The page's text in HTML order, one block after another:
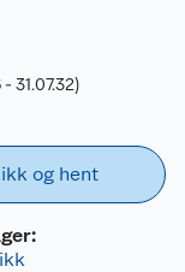
- 31.07.32)
og hent